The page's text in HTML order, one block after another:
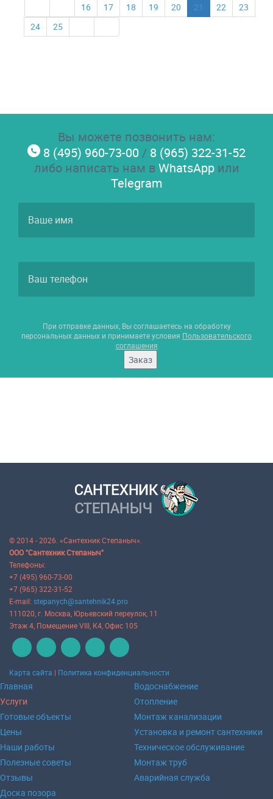
16 17 18 19 20 21 22
23
24
25
Вы можете позвонить нам:
8 (495) 960-73-00 / 8 (965) 322-31-52
либо написать нам вWhatsAppили
Telegram
При отправке данных, Вы соглашаетесь на обработку
персональных данных и принимаете условия Пользовательского
соглашения
Заказ
© 2014 - 2026. «Сантехник Степаныч».
ООО "Сантехник Степаныч"
Телефоны:
+7 (495) 960-73-00
+7 (965) 322-31-52
E-mail: stepanych@santehnik24.pro
111020 , г. Москва Юрьевский переулок, 11
Этаж 4, Помещение VIII, К4, Офис 105
Карта сайта | Политика конфиденциальности
Главная
Услуги
Готовые объекты
Цены
Наши работы
Полезные советы
Отзывы
Доска позора
Водоснабжение
Отопление
Монтаж канализации
Установка и ремонт сантехники
Техническое обслуживание
Монтаж труб
Аварийная служба